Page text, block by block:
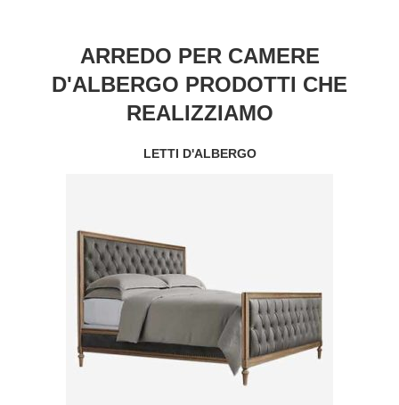
ARREDO PER CAMERE
D'ALBERGO PRODOTTI CHE
REALIZZIAMO
LETTI D'ALBERGO